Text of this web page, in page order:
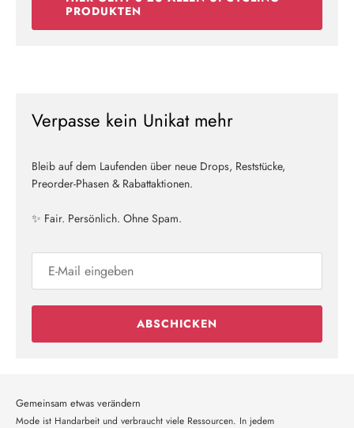
PRODUKTEN
Verpasse kein Unikat mehr
Bleib auf dem Laufenden über neue Drops, Reststücke,
Preorder-Phasen & Rabattaktionen.
✨ Fair. Persönlich. Ohne Spam.
ABSCHICKEN
Gemeinsam etwas verändern
Mode ist Handarbeit und verbraucht viele Ressourcen. In jedem